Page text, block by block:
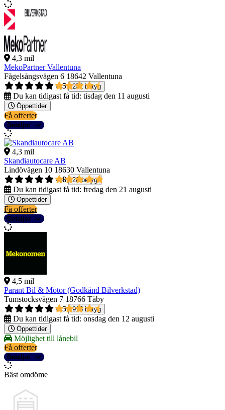
4,3 mil
MekoPartner Vallentuna
Fågelsångsvägen 6 18642 Vallentuna
4,5
252 betyg
Du kan tidigast få tid: tisdag den 11 augusti
Öppettider
Få offerter
Detaljer
4,3 mil
Skandiautocare AB
Lindövägen 10 18630 Vallentuna
4,8
20 betyg
Du kan tidigast få tid: fredag den 21 augusti
Öppettider
Få offerter
Detaljer
4,5 mil
Parant Bil & Motor (Godkänd Bilverkstad)
Tumstocksvägen 7 18766 Täby
4,5
915 betyg
Du kan tidigast få tid: onsdag den 12 augusti
Öppettider
Möjlighet till lånebil
Få offerter
Detaljer
Bäst omdöme